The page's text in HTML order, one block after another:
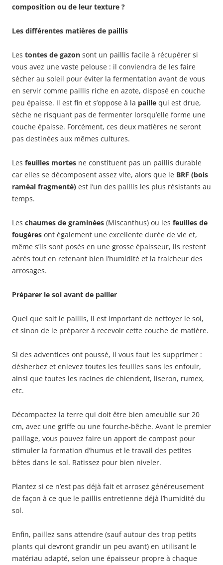
composition ou de leur texture ?
Les différentes matières de paillis
Les tontes de gazon sont un paillis facile à récupérer si
vous avez une vaste pelouse : il conviendra de les faire
sécher au soleil pour éviter la fermentation avant de vous
en servir comme paillis riche en azote, disposé en couche
peu épaisse. Il est fin et s’oppose à la paille qui est drue,
sèche ne risquant pas de fermenter lorsqu’elle forme une
couche épaisse. Forcément, ces deux matières ne seront
pas destinées aux mêmes cultures.
Les feuilles mortes ne constituent pas un paillis durable
car elles se décomposent assez vite, alors que le BRF (bois
raméal fragmenté) est l’un des paillis les plus résistants au
temps.
Les chaumes de graminées (Miscanthus) ou les feuilles de
fougères ont également une excellente durée de vie et,
même s’ils sont posés en une grosse épaisseur, ils restent
aérés tout en retenant bien l’humidité et la fraicheur des
arrosages.
Préparer le sol avant de pailler
Quel que soit le paillis, il est important de nettoyer le sol,
et sinon de le préparer à recevoir cette couche de matière.
Si des adventices ont poussé, il vous faut les supprimer :
désherbez et enlevez toutes les feuilles sans les enfouir,
ainsi que toutes les racines de chiendent, liseron, rumex,
etc.
Décompactez la terre qui doit être bien ameublie sur 20
cm, avec une griffe ou une fourche-bêche. Avant le premier
paillage, vous pouvez faire un apport de compost pour
stimuler la formation d’humus et le travail des petites
bêtes dans le sol. Ratissez pour bien niveler.
Plantez si ce n’est pas déjà fait et arrosez généreusement
de façon à ce que le paillis entretienne déjà l’humidité du
sol.
Enfin, paillez sans attendre (sauf autour des trop petits
plants qui devront grandir un peu avant) en utilisant le
matériau adapté, selon une épaisseur propre à chaque